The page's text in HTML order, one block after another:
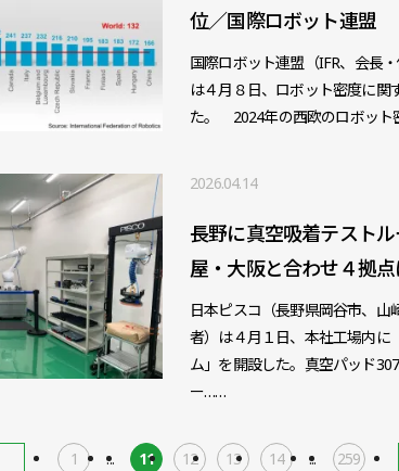
位／国際ロボット連盟
国際ロボット連盟（IFR、会長
は４月８日、ロボット密度に関
た。 2024年の西欧のロボッ
2026.04.14
長野に真空吸着テスト
屋・大阪と合わせ４拠
日本ピスコ（長野県岡谷市、山
者）は４月１日、本社工場内に
ム」を開設した。真空パッド
ー……
1 ... 11 12 13 14 ... 259